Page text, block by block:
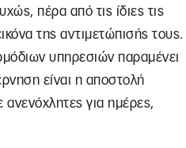
πέρα από τις ίδιες τις
της αντιμετώπισής τους.
υπηρεσιών παραμένει
είναι η αποστολή
για ημέρες,